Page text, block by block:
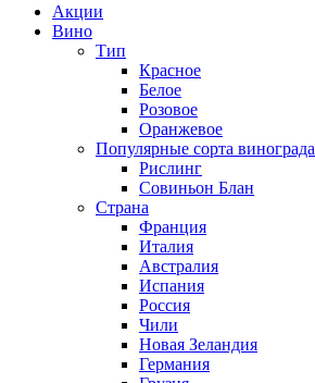
Акции
Вино
Тип
Красное
Белое
Розовое
Оранжевое
Популярные сорта винограда
Рислинг
Совиньон Блан
Страна
Франция
Италия
Австралия
Испания
Россия
Чили
Новая Зеландия
Германия